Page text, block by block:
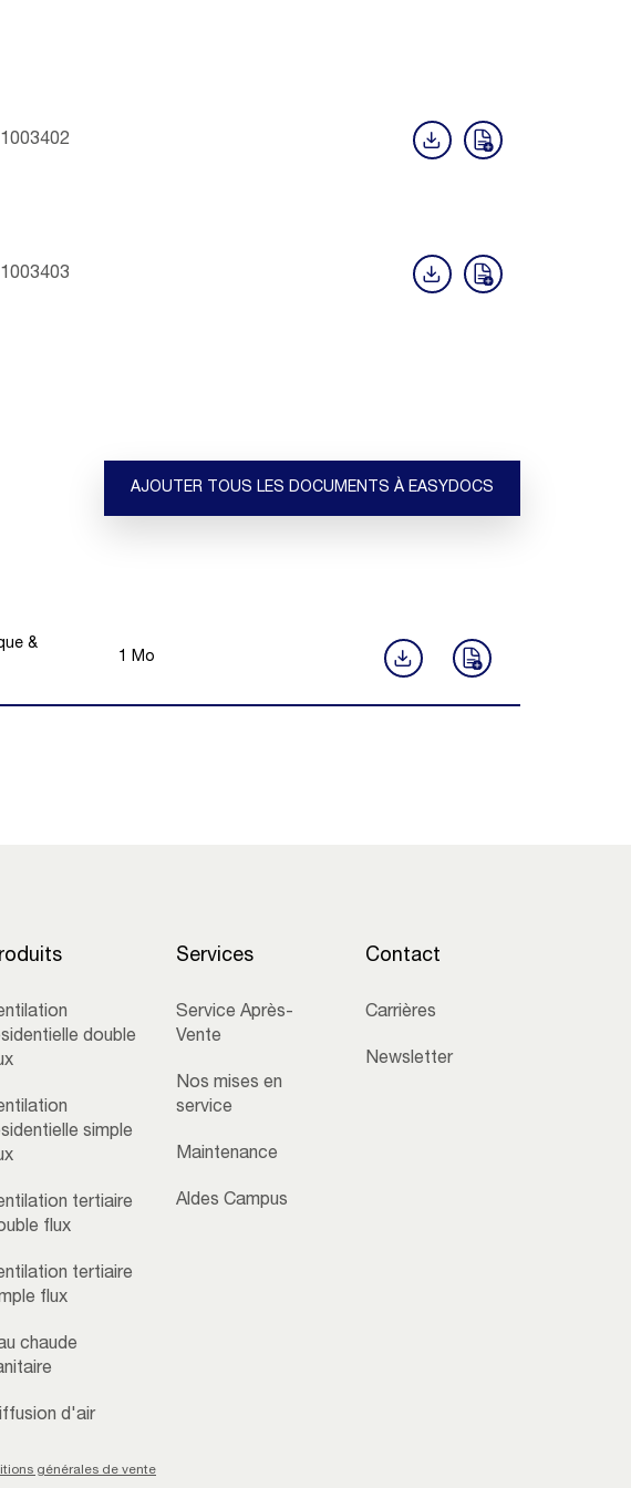
AJOUTER TOUS LES DOCUMENTS À EASYDOCS
&
1 Mo
double
simple
tertiaire
flux
tertiaire
flux
chaude
d'air
Services
Service Après-
Vente
Nos mises en
service
Maintenance
Aldes Campus
Contact
Carrières
Newsletter
générales de vente